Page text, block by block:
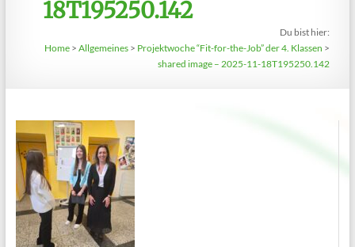
18T195250.142
Du bist hier:
Home >Allgemeines > Projektwoche “Fit-for-the-Job” der 4. Klassen >
shared image – 2025-11-18T195250.142